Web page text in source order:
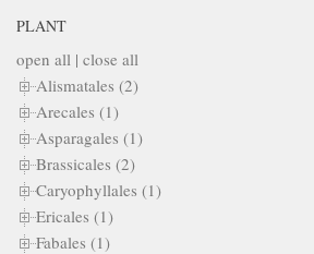
PLANT
open all | close all
Alismatales (2)
Arecales (1)
Asparagales (1)
Brassicales (2)
Caryophyllales (1)
Ericales (1)
Fabales (1)